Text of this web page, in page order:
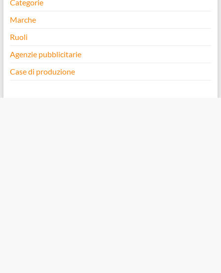
Categorie
Marche
Ruoli
Agenzie pubblicitarie
Case di produzione